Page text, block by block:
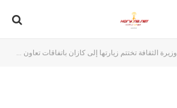
وزيرة الثقافة تختتم زيارتها إلى كازان باتفاقات تعاون مصرية روسية في السينما والمتاحف والفنون